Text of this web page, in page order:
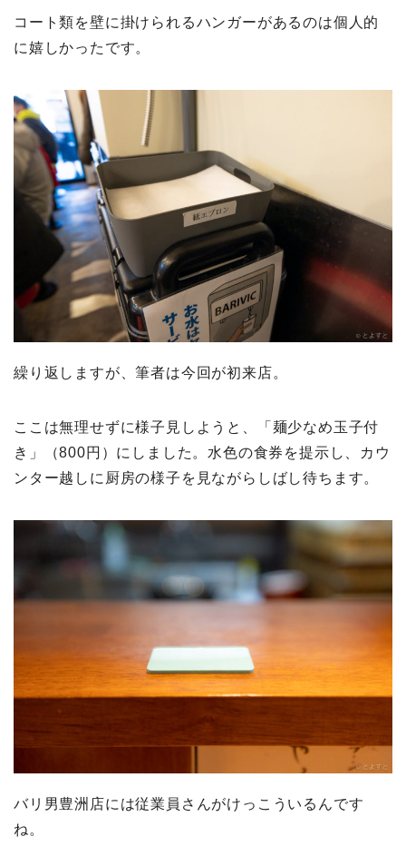
コート類を壁に掛けられるハンガーがあるのは個人的
に嬉しかったです。
繰り返しますが、筆者は今回が初来店。
ここは無理せずに様子見しようと、「麺少なめ玉子付
き」（800円）にしました。水色の食券を提示し、カウ
ンター越しに厨房の様子を見ながらしばし待ちます。
バリ男豊洲店には従業員さんがけっこういるんです
ね。